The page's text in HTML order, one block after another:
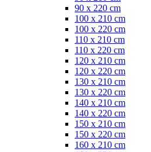
90 x 220 cm
100 x 210 cm
100 x 220 cm
110 x 210 cm
110 x 220 cm
120 x 210 cm
120 x 220 cm
130 x 210 cm
130 x 220 cm
140 x 210 cm
140 x 220 cm
150 x 210 cm
150 x 220 cm
160 x 210 cm